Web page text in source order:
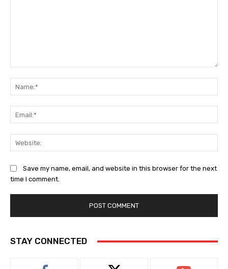
Save my name, email, and website in this browser for the next
time I comment.
STAY CONNECTED